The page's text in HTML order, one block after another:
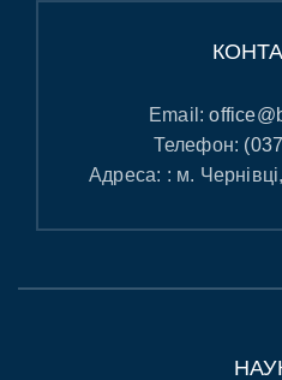
Email:
Телефон:
Адреса: : м.